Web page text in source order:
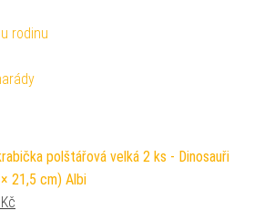
rodinu
polštářová velká 2 ks - Dinosauři
21,5 cm) Albi
cena byla: 19 Kč.
Kč